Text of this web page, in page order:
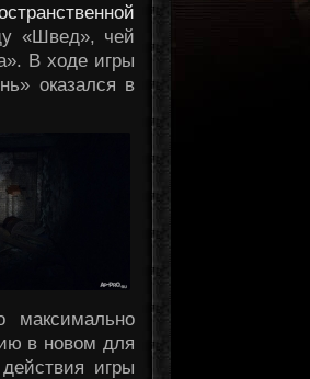
«Швед», чей
В ходе игры
оказался в
максимально
в новом для
игры